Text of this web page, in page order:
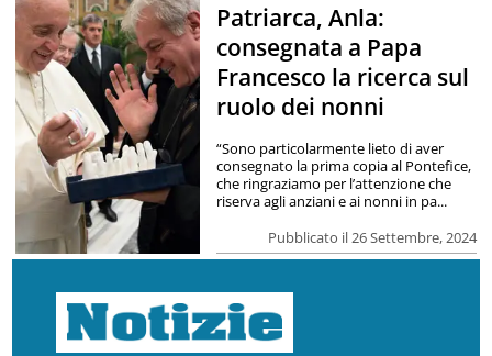
Patriarca, Anla:
consegnata a Papa
Francesco la ricerca sul
ruolo dei nonni
Pubblicato il 26 Settembre, 2024
“Sono particolarmente lieto di aver
consegnato la prima copia al Pontefice,
che ringraziamo per l’attenzione che
riserva agli anziani e ai nonni in pa...